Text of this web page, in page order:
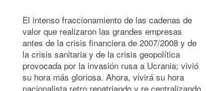
El intenso fraccionamiento de las cadenas de
valor que realizaron las grandes empresas
antes de la crisis financiera de 2007/2008 y de
la crisis sanitaria y de la crisis geopolítica
provocada por la invasión rusa a Ucrania; vivió
su hora más gloriosa. Ahora, vivirá su hora
nacionalista retro repatriando y re centralizando